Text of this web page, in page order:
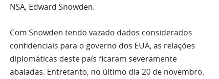
NSA, Edward Snowden.
Com Snowden tendo vazado dados considerados
confidenciais para o governo dos EUA, as relações
diplomáticas deste país ficaram severamente
abaladas. Entretanto, no último dia 20 de novembro,